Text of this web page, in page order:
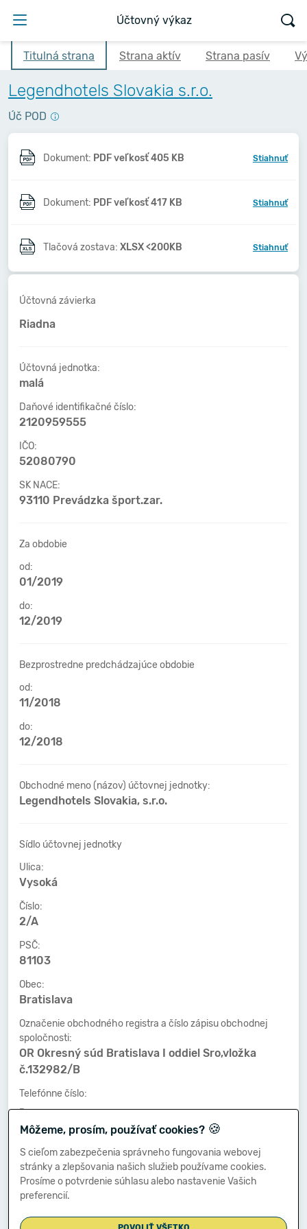
Účtovný výkaz
Titulná strana Strana aktív Strana pasív
Legendhotels Slovakia s.r.o.
Úč POD
Dokument: PDF veľkosť 405 KB Stiahnuť
Dokument: PDF veľkosť 417 KB Stiahnuť
Tlačová zostava: XLSX <200KB Stiahnuť
Účtovná závierka
Riadna
Účtovná jednotka:
malá
Daňové identifikačné číslo:
2120959555
IČO:
52080790
SK NACE:
93110 Prevádzka šport.zar.
Za obdobie
od:
01/2019
do:
12/2019
Bezprostredne predchádzajúce obdobie
od:
11/2018
do:
12/2018
Obchodné meno (názov) účtovnej jednotky:
Legendhotels Slovakia, s.r.o.
Sídlo účtovnej jednotky
Ulica:
Vysoká
Číslo:
2/A
PSČ:
81103
Obec:
Bratislava
Označenie obchodného registra a číslo zápisu obchodnej
spoločnosti:
OR Okresný súd Bratislava I oddiel Sro,vložka
č.132982/B
Telefónne číslo:
-
Faxové číslo:
-
E-mailová adresa:
-
Môžeme, prosím, používať cookies? 🍪
S cieľom zabezpečenia správneho fungovania webovej
stránky a zlepšovania našich služieb používame cookies.
Prosíme o potvrdenie súhlasu alebo nastavenie Vašich
preferencií.